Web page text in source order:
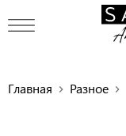
Главная chevron_right Разное chevron_right